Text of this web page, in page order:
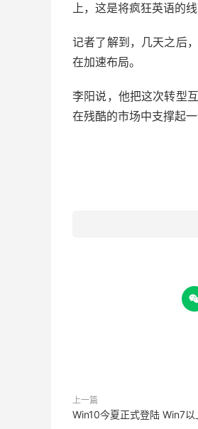
上，这是将疯狂英语的
记者了解到，几天之后
在加速布局。
李阳说，他把这次转型
在残酷的市场中支撑起
上一篇
Win10今夏正式登陆 Win7